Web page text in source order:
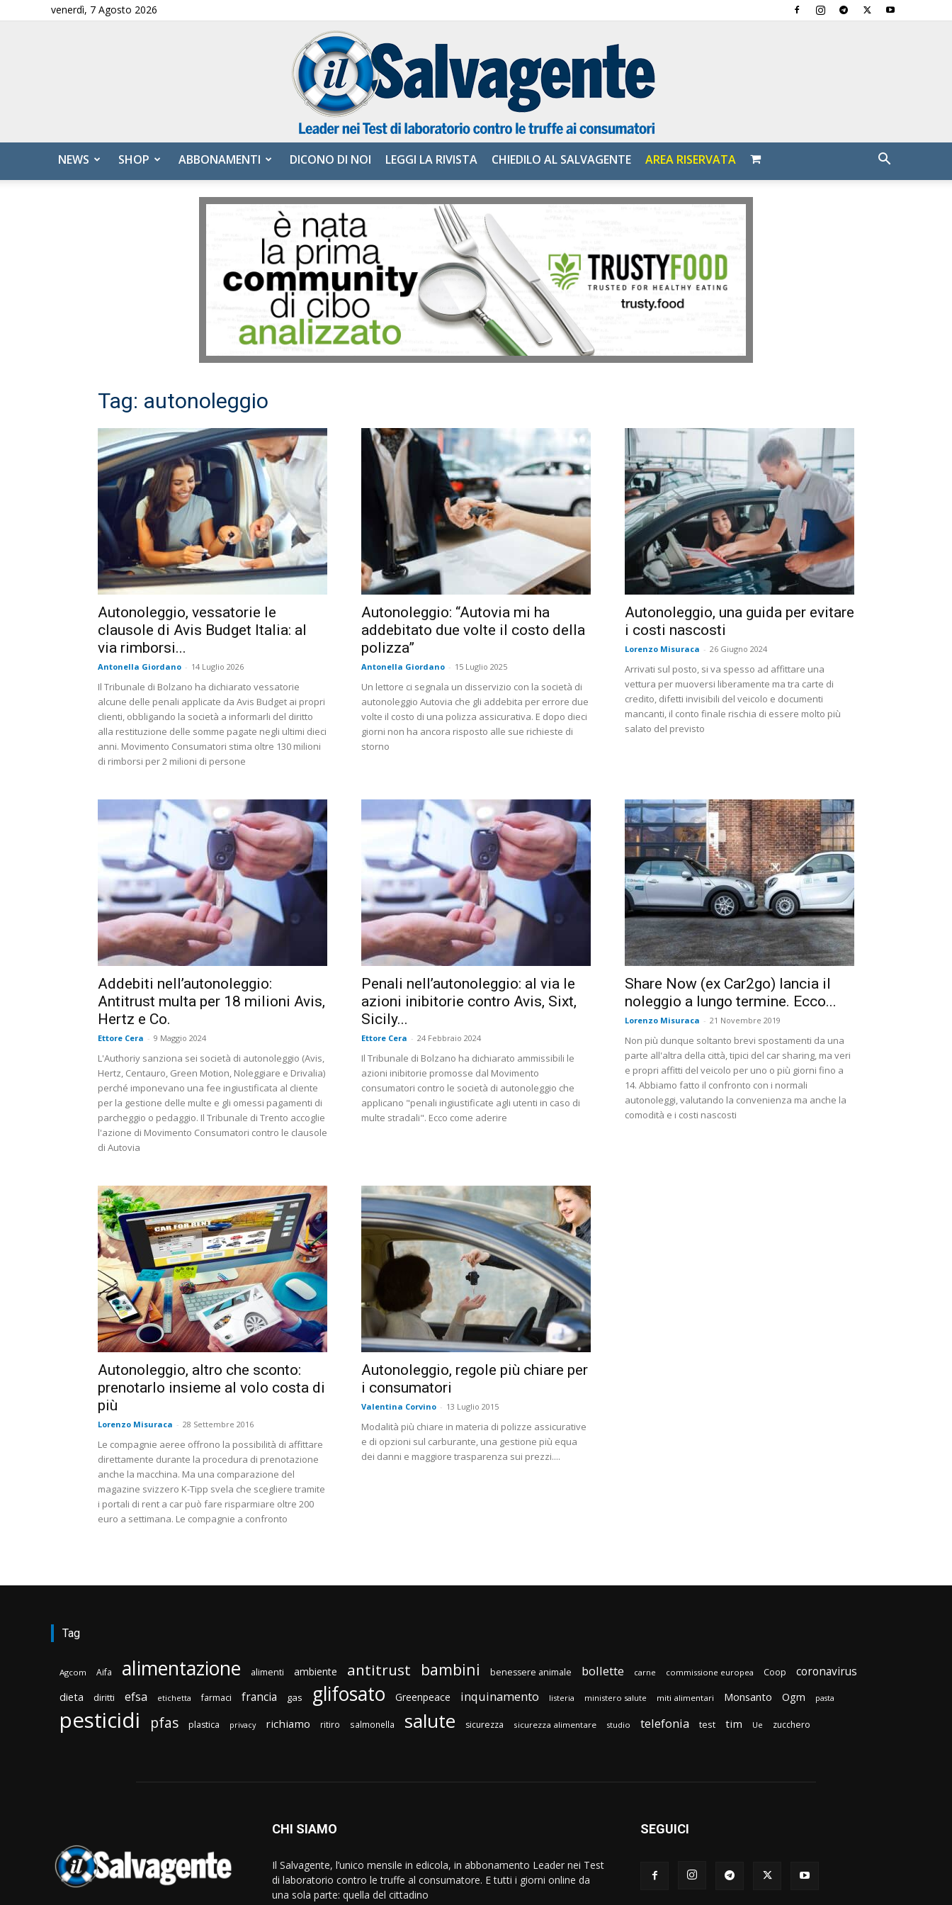
venerdì, 7 Agosto 2026
Salvagente
NEWS SHOP ABBONAMENTI DICONO DI NOI LEGGI LA RIVISTA CHIEDILO AL SALVAGENTE AREA RISERVATA
Tag: autonoleggio
Autonoleggio, vessatorie le
clausole di Avis Budget Italia: al
via rimborsi...
Antonella Giordano - 14 Luglio 2026
Il Tribunale di Bolzano ha dichiarato vessatorie
alcune delle penali applicate da Avis Budget ai propri
clienti, obbligando la società a informarli del diritto
alla restituzione delle somme pagate negli ultimi dieci
anni. Movimento Consumatori stima oltre 130 milioni
di rimborsi per 2 milioni di persone
Autonoleggio: “Autovia mi ha
addebitato due volte il costo della
polizza”
Antonella Giordano - 15 Luglio 2025
Un lettore ci segnala un disservizio con la società di
autonoleggio Autovia che gli addebita per errore due
volte il costo di una polizza assicurativa. E dopo dieci
giorni non ha ancora risposto alle sue richieste di
storno
Autonoleggio, una guida per evitare
i costi nascosti
Lorenzo Misuraca - 26 Giugno 2024
Arrivati sul posto, si va spesso ad affittare una
vettura per muoversi liberamente ma tra carte di
credito, difetti invisibili del veicolo e documenti
mancanti, il conto finale rischia di essere molto più
salato del previsto
Addebiti nell’autonoleggio:
Antitrust multa per 18 milioni Avis,
Hertz e Co.
Ettore Cera - 9 Maggio 2024
L'Authoriy sanziona sei società di autonoleggio (Avis,
Hertz, Centauro, Green Motion, Noleggiare e Drivalia)
perché imponevano una fee ingiustificata al cliente
per la gestione delle multe e gli omessi pagamenti di
parcheggio o pedaggio. Il Tribunale di Trento accoglie
l'azione di Movimento Consumatori contro le clausole
di Autovia
Penali nell’autonoleggio: al via le
azioni inibitorie contro Avis, Sixt,
Sicily...
Ettore Cera - 24 Febbraio 2024
Il Tribunale di Bolzano ha dichiarato ammissibili le
azioni inibitorie promosse dal Movimento
consumatori contro le società di autonoleggio che
applicano "penali ingiustificate agli utenti in caso di
multe stradali". Ecco come aderire
Share Now (ex Car2go) lancia il
noleggio a lungo termine. Ecco...
Lorenzo Misuraca - 21 Novembre 2019
Non più dunque soltanto brevi spostamenti da una
parte all'altra della città, tipici del car sharing, ma veri
e propri affitti del veicolo per uno o più giorni fino a
14. Abbiamo fatto il confronto con i normali
autonoleggi, valutando la convenienza ma anche la
comodità e i costi nascosti
Autonoleggio, altro che sconto:
prenotarlo insieme al volo costa di
più
Lorenzo Misuraca - 28 Settembre 2016
Le compagnie aeree offrono la possibilità di affittare
direttamente durante la procedura di prenotazione
anche la macchina. Ma una comparazione del
magazine svizzero K-Tipp svela che scegliere tramite
i portali di rent a car può fare risparmiare oltre 200
euro a settimana. Le compagnie a confronto
Autonoleggio, regole più chiare per
i consumatori
Valentina Corvino - 13 Luglio 2015
Modalità più chiare in materia di polizze assicurative
e di opzioni sul carburante, una gestione più equa
dei danni e maggiore trasparenza sui prezzi....
Tag
Agcom Aifa alimentazione alimenti ambiente antitrust bambini benessere animale bollette carne commissione europea Coop coronavirus
dieta diritti efsa etichetta farmaci francia gas glifosato Greenpeace inquinamento listeria ministero salute miti alimentari Monsanto Ogm pasta
pesticidi pfas plastica privacy richiamo ritiro salmonella salute sicurezza sicurezza alimentare studio telefonia test tim Ue zucchero
CHI SIAMO
Il Salvagente, l’unico mensile in edicola, in abbonamento Leader nei Test
di laboratorio contro le truffe al consumatore. E tutti i giorni online da
una sola parte: quella del cittadino
SEGUICI